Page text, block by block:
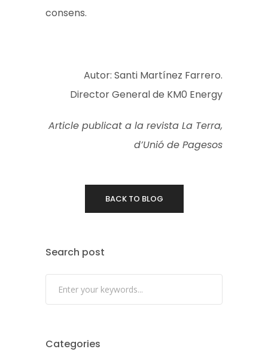
consens.
Autor: Santi Martínez Farrero.
Director General de KM0 Energy
Article publicat a la revista La Terra,
d’Unió de Pagesos
BACK TO BLOG
Search post
Categories